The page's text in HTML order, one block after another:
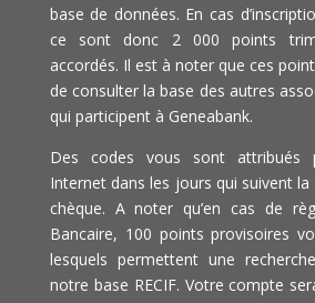
base de données. En cas
ce sont donc 2 000 points
accordés. Il est à noter que ces
de consulter la base des autres
qui participent à Geneabank.
Des codes vous sont attribués
Internet dans les jours qui suivent
chèque. A noter qu’en cas de
Bancaire, 100 points provisoires
lesquels permettent une
notre base RECIF. Votre compte